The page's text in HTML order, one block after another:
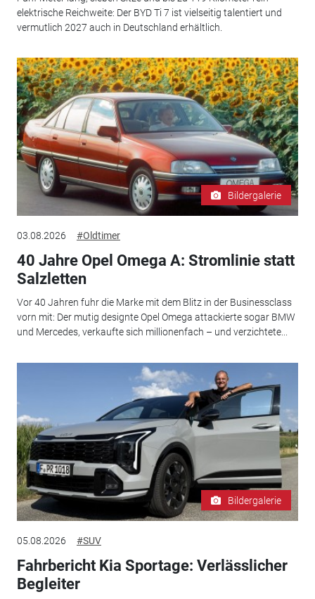
elektrische Reichweite: Der BYD Ti 7 ist vielseitig talentiert und
vermutlich 2027 auch in Deutschland erhältlich.
Bildergalerie
03.08.2026 #Oldtimer
40 Jahre Opel Omega A: Stromlinie statt
Salzletten
Vor 40 Jahren fuhr die Marke mit dem Blitz in der Businessclass
vorn mit: Der mutig designte Opel Omega attackierte sogar BMW
und Mercedes, verkaufte sich millionenfach – und verzichtete...
Bildergalerie
05.08.2026 #SUV
Fahrbericht Kia Sportage: Verlässlicher
Begleiter